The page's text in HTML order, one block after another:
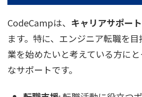
CodeCampは、 キャリアサポート
ます。特に、エンジニア転職を
業を始めたいと考えている方に
なサポートです。